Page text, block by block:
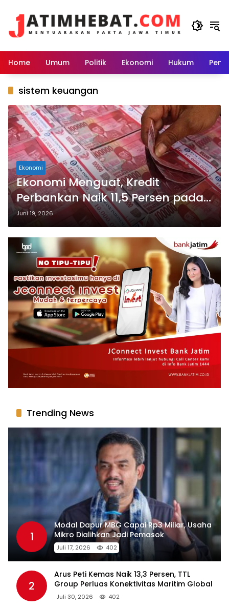
Home Umum Politik Ekonomi Hukum
sistem keuangan
Ekonomi
Ekonomi Menguat, Kredit
Perbankan Naik 11,5 Persen pada
Mei 2026
Juni 19, 2026
Trending News
1
Modal Dapur MBG Capai Rp3 Miliar, Usaha
Mikro Dialihkan Jadi Pemasok
Juli 17, 2026 402
2
Arus Peti Kemas Naik 13,3 Persen, TTL
Group Perluas Konektivitas Maritim Global
Juli 30, 2026 402